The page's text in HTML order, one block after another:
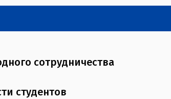
сотрудничества
студентов